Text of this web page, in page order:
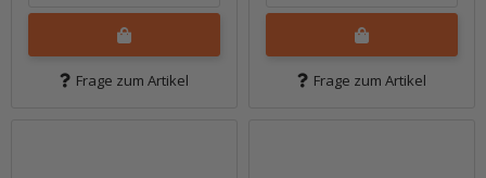
Frage zum Artikel Frage zum Artikel